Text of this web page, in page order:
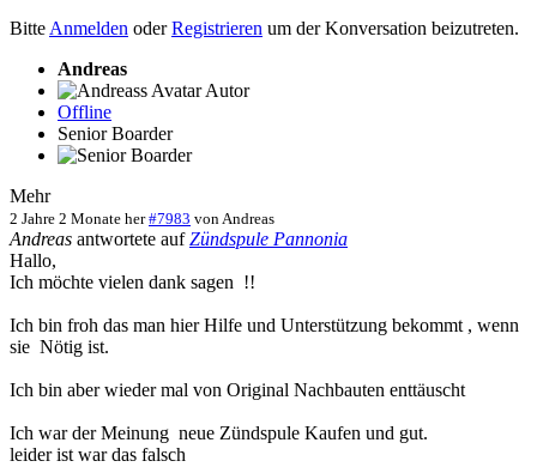
Bitte Anmelden oderRegistrieren um der Konversation beizutreten.
Andreas
Autor
Offline
Senior Boarder
Mehr
2 Jahre 2 Monate her #7983 vonAndreas
Andreas antwortete aufZündspule Pannonia
Hallo,
Ich möchte vielen dank sagen !!
Ich bin froh das man hier Hilfe und Unterstützung bekommt , wenn
sie Nötig ist.
Ich bin aber wieder mal von Original Nachbauten enttäuscht
Ich war der Meinung neue Zündspule Kaufen und gut.
leider ist war das falsch